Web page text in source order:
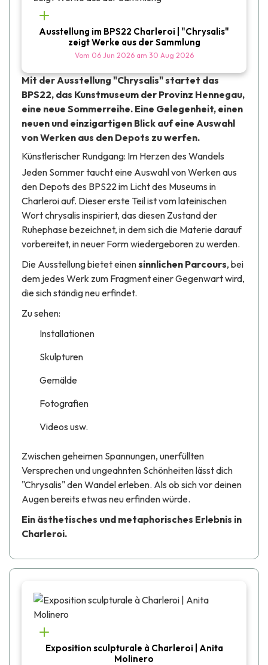
Ausstellung im BPS22 Charleroi | "Chrysalis"
zeigt Werke aus der Sammlung
Vom 06 Jun 2026 am 30 Aug 2026
Mit der Ausstellung "Chrysalis"startet das
BPS22, das Kunstmuseum der Provinz Hennegau,
eine neue Sommerreihe. Eine Gelegenheit, einen
neuen und einzigartigen Blick auf eine Auswahl
von Werken aus den Depots zu werfen.
Künstlerischer Rundgang: Im Herzen des Wandels
Jeden Sommer taucht eine Auswahl von Werken aus
den Depots des BPS22 im Licht des Museums in
Charleroi auf. Dieser erste Teil ist vom lateinischen
Wortchrysalis inspiriert, das diesen Zustand der
Ruhephase bezeichnet, in dem sich die Materie darauf
vorbereitet, in neuer Form wiedergeboren zu werden.
Die Ausstellung bietet einensinnlichen Parcours, bei
dem jedes Werk zum Fragment einer Gegenwart wird,
die sich ständig neu erfindet.
Zu sehen:
Instal­la­tionen
Skulpturen
Gemälde
Foto­gra­fien
Videos usw.
Zwischen geheimen Spannungen, unerfüllten
Versprechen und ungeahnten Schönheiten lässt dich
"Chrysalis" den Wandel erleben. Als ob sich vor deinen
Augen bereits etwas neu erfinden würde.
Ein ästhetisches und metaphorisches Erlebnis in
Charleroi.
Exposition sculpturale à Charleroi | Anita
Molinero